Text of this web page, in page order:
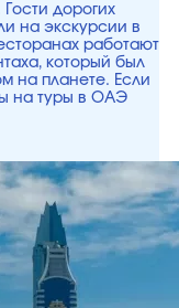
дорогих
на экскурсии в
работают
который был
на планете. Если
на туры в ОАЭ